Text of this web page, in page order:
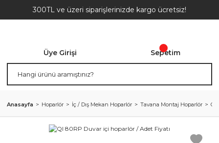
300TL ve üzeri siparişlerinizde kargo ücretsiz!
Üye Girişi Sepetim
Anasayfa Hoparlör İç / Dış Mekan Hoparlör Tavana Montaj Hoparlör QI